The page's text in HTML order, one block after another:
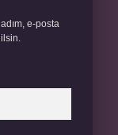
e-posta